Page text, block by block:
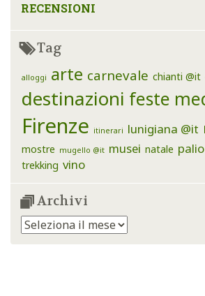
RECENSIONI
Tag
alloggi arte carnevale chianti @it
destinazioni feste
Firenze itinerari lunigiana @it
mostre mugello @it musei natale
trekking vino
Archivi
Archivi